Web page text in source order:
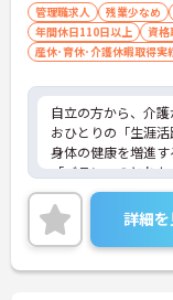
管理職求人 残業少なめ
年間休日110日以上
資格
産休･育休･介護休暇取得実
自立の方から、介
おひとりの「生涯
身体の健康を増進
「バランスのとれ
よい睡眠」の3つの
ます。
サービス付き高齢
で行動することが
がとても盛んです
詳細